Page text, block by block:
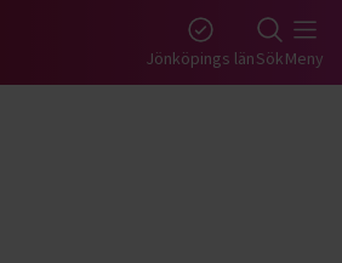
startsida Jönköpings länSökMeny